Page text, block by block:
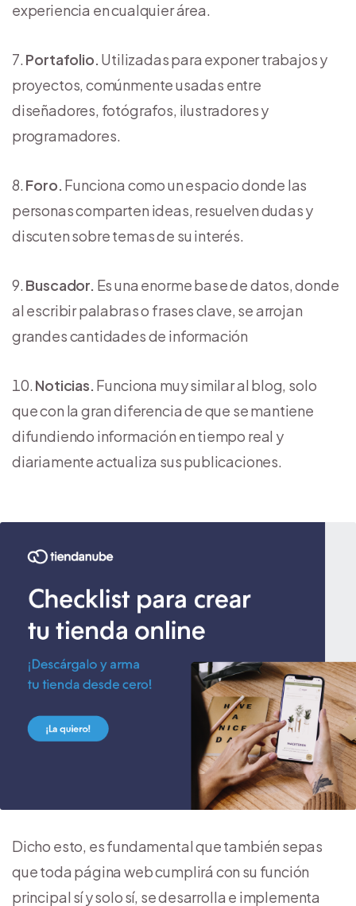
experiencia en cualquier área.
Portafolio. Utilizadas para exponer trabajos y
proyectos, comúnmente usadas entre
diseñadores, fotógrafos, ilustradores y
programadores.
Foro. Funciona como un espacio donde las
personas comparten ideas, resuelven dudas y
discuten sobre temas de su interés.
Buscador. Es una enorme base de datos, donde
al escribir palabras o frases clave, se arrojan
grandes cantidades de información
Noticias. Funciona muy similar al blog, solo
que con la gran diferencia de que se mantiene
difundiendo información en tiempo real y
diariamente actualiza sus publicaciones.
Dicho esto, es fundamental que también sepas
que toda página web cumplirá con su función
principal sí y solo sí, se desarrolla e implementa